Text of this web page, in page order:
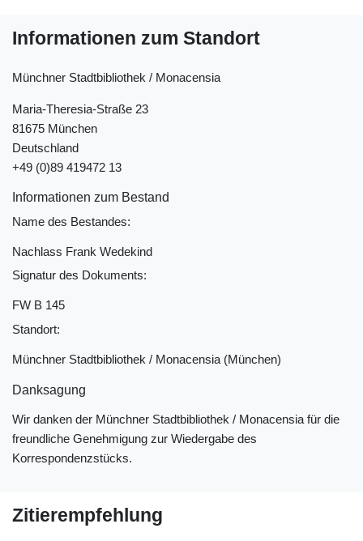
Informationen zum Standort
Münchner Stadtbibliothek / Monacensia
Maria-Theresia-Straße 23
81675 München
Deutschland
+49 (0)89 419472 13
Informationen zum Bestand
Name des Bestandes:
Nachlass Frank Wedekind
Signatur des Dokuments:
FW B 145
Standort:
Münchner Stadtbibliothek / Monacensia (München)
Danksagung
Wir danken der Münchner Stadtbibliothek / Monacensia für die
freundliche Genehmigung zur Wiedergabe des
Korrespondenzstücks.
Zitierempfehlung